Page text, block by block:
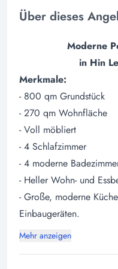
Über dieses
Moderne
in Hin
Merkmale:
- 800 qm Grundstück
- 270 qm Wohnfläche
- Voll möbliert
- 4 Schlafzimmer
- 4 moderne
- Heller Wohn- und
- Große, moderne
Einbaugeräten.
Mehr anzeigen